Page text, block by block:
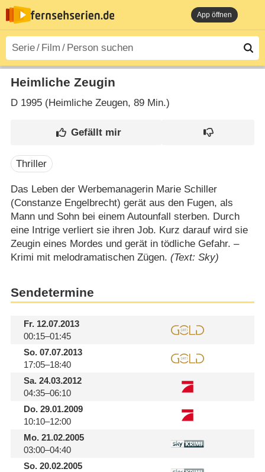
App öffnen
Heimliche Zeugin
D1995 (Heimliche Zeugen‎, 89 Min.)
Thriller
Das Leben der Werbemanagerin Marie Schiller
(Constanze Engelbrecht) gerät aus den Fugen, als
Mann und Sohn bei einem Autounfall sterben. Durch
eine Intrige verliert sie ihren Job. Kurz darauf wird sie
Zeugin eines Mordes und gerät in tödliche Gefahr. –
Krimi mit melodramatischen Zügen. (Text: Sky)
Sendetermine
Fr.12.07.2013
00:15–01:45
So.07.07.2013
17:05–18:40
Sa.24.03.2012
04:35–06:10
Do.29.01.2009
10:10–12:00
Mo.21.02.2005
03:00–04:40
So.20.02.2005